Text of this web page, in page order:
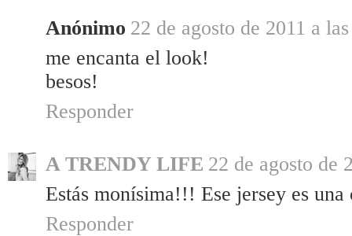
Anónimo 22 de agosto de 2011 a
me encanta el look!
besos!
Responder
A TRENDY LIFE 22 de agosto de
Estás monísima!!! Ese jersey es
Responder